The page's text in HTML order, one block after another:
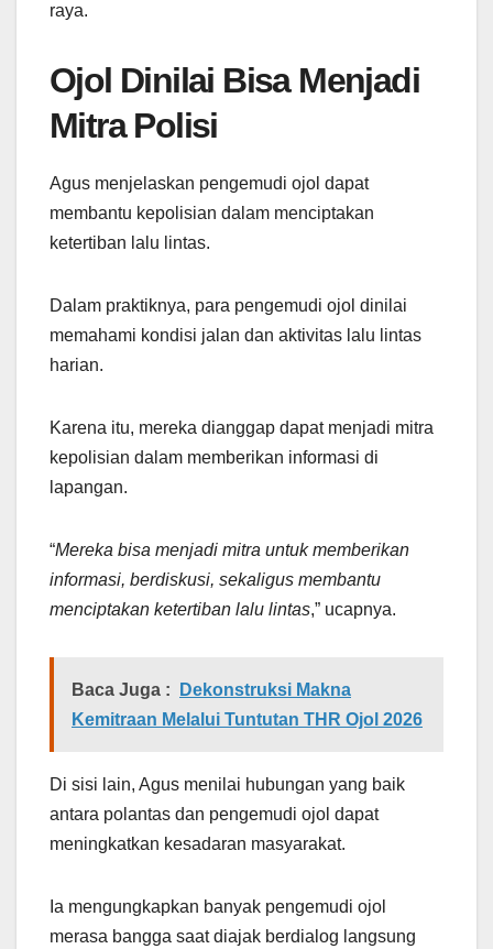
raya.
Ojol Dinilai Bisa Menjadi
Mitra Polisi
Agus menjelaskan pengemudi ojol dapat
membantu kepolisian dalam menciptakan
ketertiban lalu lintas.
Dalam praktiknya, para pengemudi ojol dinilai
memahami kondisi jalan dan aktivitas lalu lintas
harian.
Karena itu, mereka dianggap dapat menjadi mitra
kepolisian dalam memberikan informasi di
lapangan.
“Mereka bisa menjadi mitra untuk memberikan
informasi, berdiskusi, sekaligus membantu
menciptakan ketertiban lalu lintas,” ucapnya.
Baca Juga :
Dekonstruksi Makna
Kemitraan Melalui Tuntutan THR Ojol 2026
Di sisi lain, Agus menilai hubungan yang baik
antara polantas dan pengemudi ojol dapat
meningkatkan kesadaran masyarakat.
Ia mengungkapkan banyak pengemudi ojol
merasa bangga saat diajak berdialog langsung